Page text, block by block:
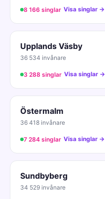
8 166 singlar Visa singlar →
Upplands Väsby
36 534 invånare
3 288 singlar Visa singlar →
Östermalm
36 418 invånare
7 284 singlar Visa singlar →
Sundbyberg
34 529 invånare